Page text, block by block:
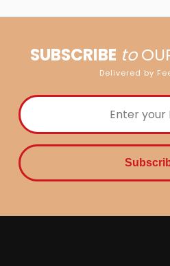
SUBSCRIBE to
Delivered by